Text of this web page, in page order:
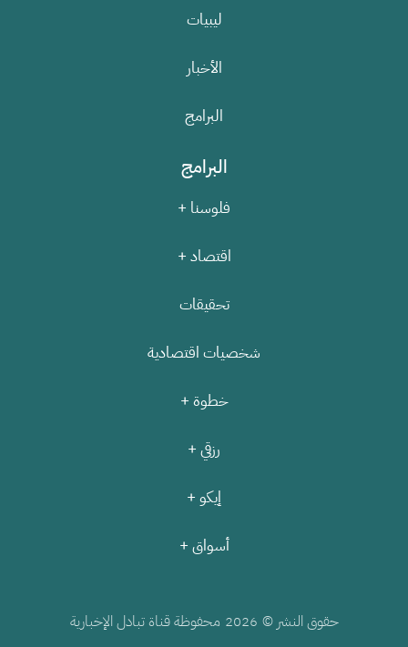
ليبيات
الأخبار
البرامج
البرامج
فلوسنا +
اقتصاد +
تحقيقات
شخصيات اقتصادية
خطوة +
رزقي +
إيكو +
أسواق +
حقوق النشر © 2026 محفوظة قناة تبادل الإخبارية